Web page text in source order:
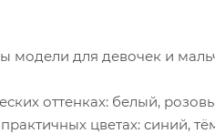
модели для девочек и
оттенках: белый,
цветах: синий,